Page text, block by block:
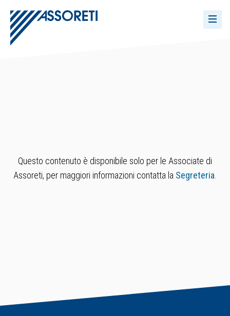
Questo contenuto è disponibile solo per le Associate di
Assoreti, per maggiori informazioni contatta la Segreteria